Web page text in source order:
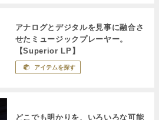
アナログとデジタルを見事に融合さ
せたミュージックプレーヤー。
【Superior LP】
アイテムを探す
どこでも明かりを、いろいろな可能